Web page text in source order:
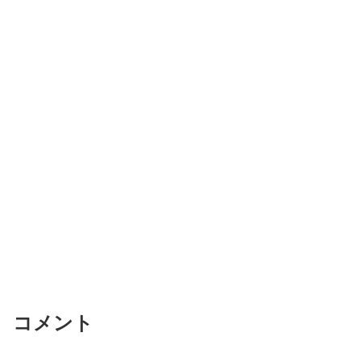
コメント